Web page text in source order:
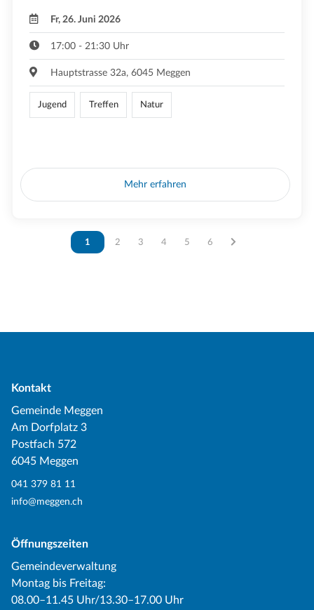
Fr, 26. Juni 2026
17:00 - 21:30 Uhr
Hauptstrasse 32a, 6045 Meggen
Jugend Treffen Natur
Mehr erfahren
Vous êtes sur la page
1 Vous êtes sur la page
2 Vous êtes sur la page
3 Vous êtes sur la page
4 Vous êtes sur la page
5 Vous êtes sur la page
6
Kontakt
Gemeinde Meggen
Am Dorfplatz 3
Postfach 572
6045 Meggen
041 379 81 11
info@meggen.ch
Öffnungszeiten
Gemeindeverwaltung
Montag bis Freitag:
08.00–11.45 Uhr/13.30–17.00 Uhr